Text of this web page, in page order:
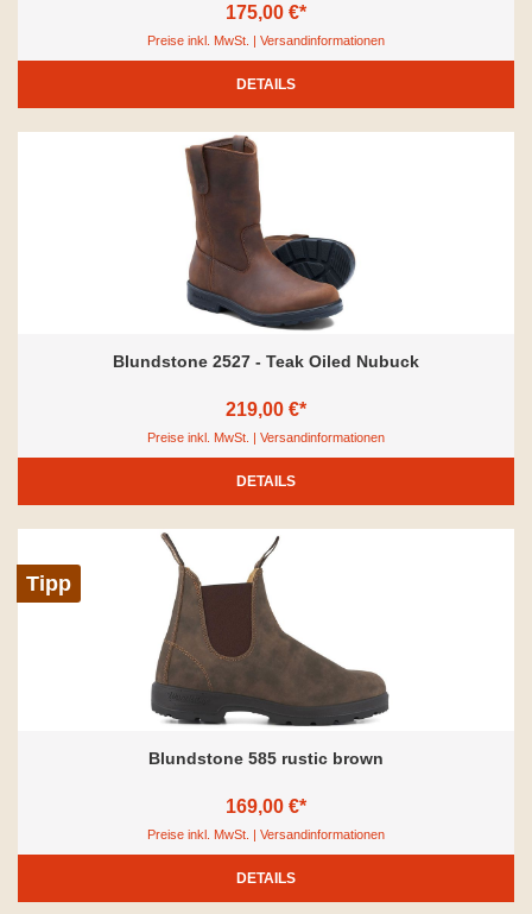
175,00 €*
Preise inkl. MwSt. | Versandinformationen
DETAILS
Blundstone 2527 - Teak Oiled Nubuck
219,00 €*
Preise inkl. MwSt. | Versandinformationen
DETAILS
Tipp
Blundstone 585 rustic brown
169,00 €*
Preise inkl. MwSt. | Versandinformationen
DETAILS